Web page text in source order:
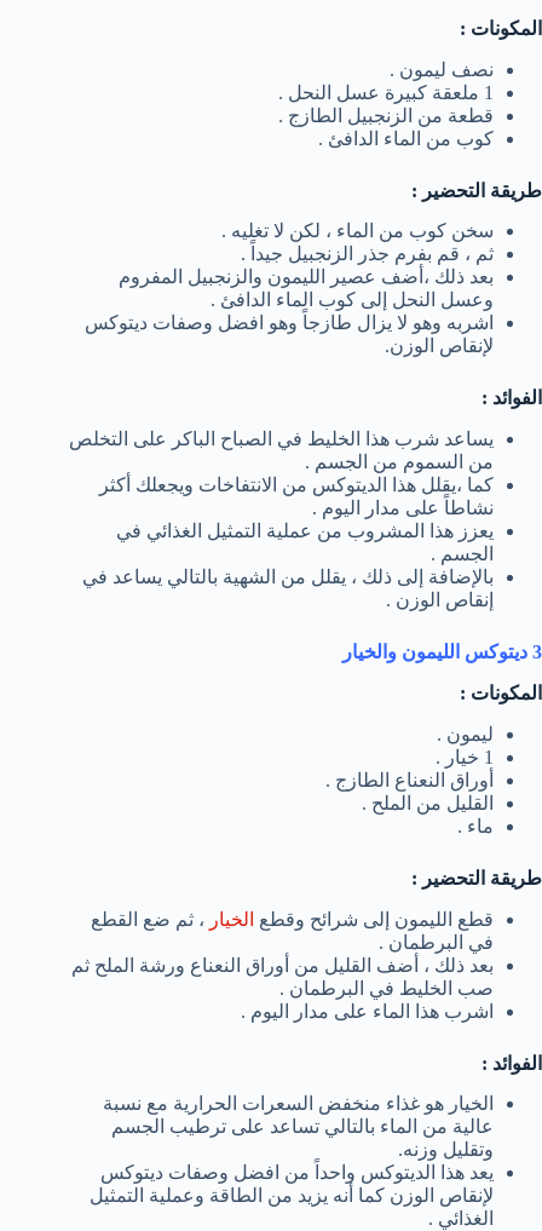
المكونات :
نصف ليمون .
1 ملعقة كبيرة عسل النحل .
قطعة من الزنجبيل الطازج .
كوب من الماء الدافئ .
طريقة التحضير :
سخن كوب من الماء ، لكن لا تغليه .
ثم ، قم بفرم جذر الزنجبيل جيداً .
بعد ذلك ،أضف عصير الليمون والزنجبيل المفروم
وعسل النحل إلى كوب الماء الدافئ .
اشربه وهو لا يزال طازجاً وهو افضل وصفات ديتوكس
لإنقاص الوزن.
الفوائد :
يساعد شرب هذا الخليط في الصباح الباكر على التخلص
من السموم من الجسم .
كما ،يقلل هذا الديتوكس من الانتفاخات ويجعلك أكثر
نشاطاً على مدار اليوم .
يعزز هذا المشروب من عملية التمثيل الغذائي في
الجسم .
بالإضافة إلى ذلك ، يقلل من الشهية بالتالي يساعد في
إنقاص الوزن .
3 ديتوكس الليمون والخيار
المكونات :
ليمون .
1 خيار .
أوراق النعناع الطازج .
القليل من الملح .
ماء .
طريقة التحضير :
قطع الليمون إلى شرائح وقطع الخيار ، ثم ضع القطع
في البرطمان .
بعد ذلك ، أضف القليل من أوراق النعناع ورشة الملح ثم
صب الخليط في البرطمان .
اشرب هذا الماء على مدار اليوم .
الفوائد :
الخيار هو غذاء منخفض السعرات الحرارية مع نسبة
عالية من الماء بالتالي تساعد على ترطيب الجسم
وتقليل وزنه.
يعد هذا الديتوكس واحداً من افضل وصفات ديتوكس
لإنقاص الوزن كما أنه يزيد من الطاقة وعملية التمثيل
الغذائي .